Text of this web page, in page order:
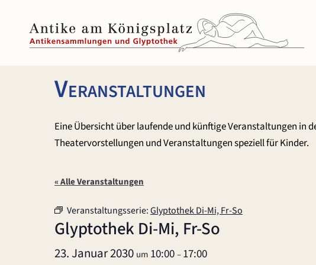
springen
Veranstaltungen
Eine Übersicht über laufende und künftige Veranstaltungen in
Theatervorstellungen und Veranstaltungen speziell für Kinder.
« Alle Veranstaltungen
Veranstaltungsserie:Glyptothek Di-Mi, Fr-So
Glyptothek Di-Mi, Fr-So
23. Januar 2030 um 10:00–17:00